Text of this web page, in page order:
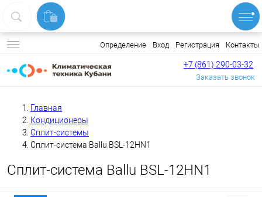
Определение Вход Регистрация Контакты
+7 (861) 290-03-32
Заказать звонок
Главная
Кондиционеры
Сплит-системы
Сплит-система Ballu BSL-12HN1
Сплит-система Ballu BSL-12HN1